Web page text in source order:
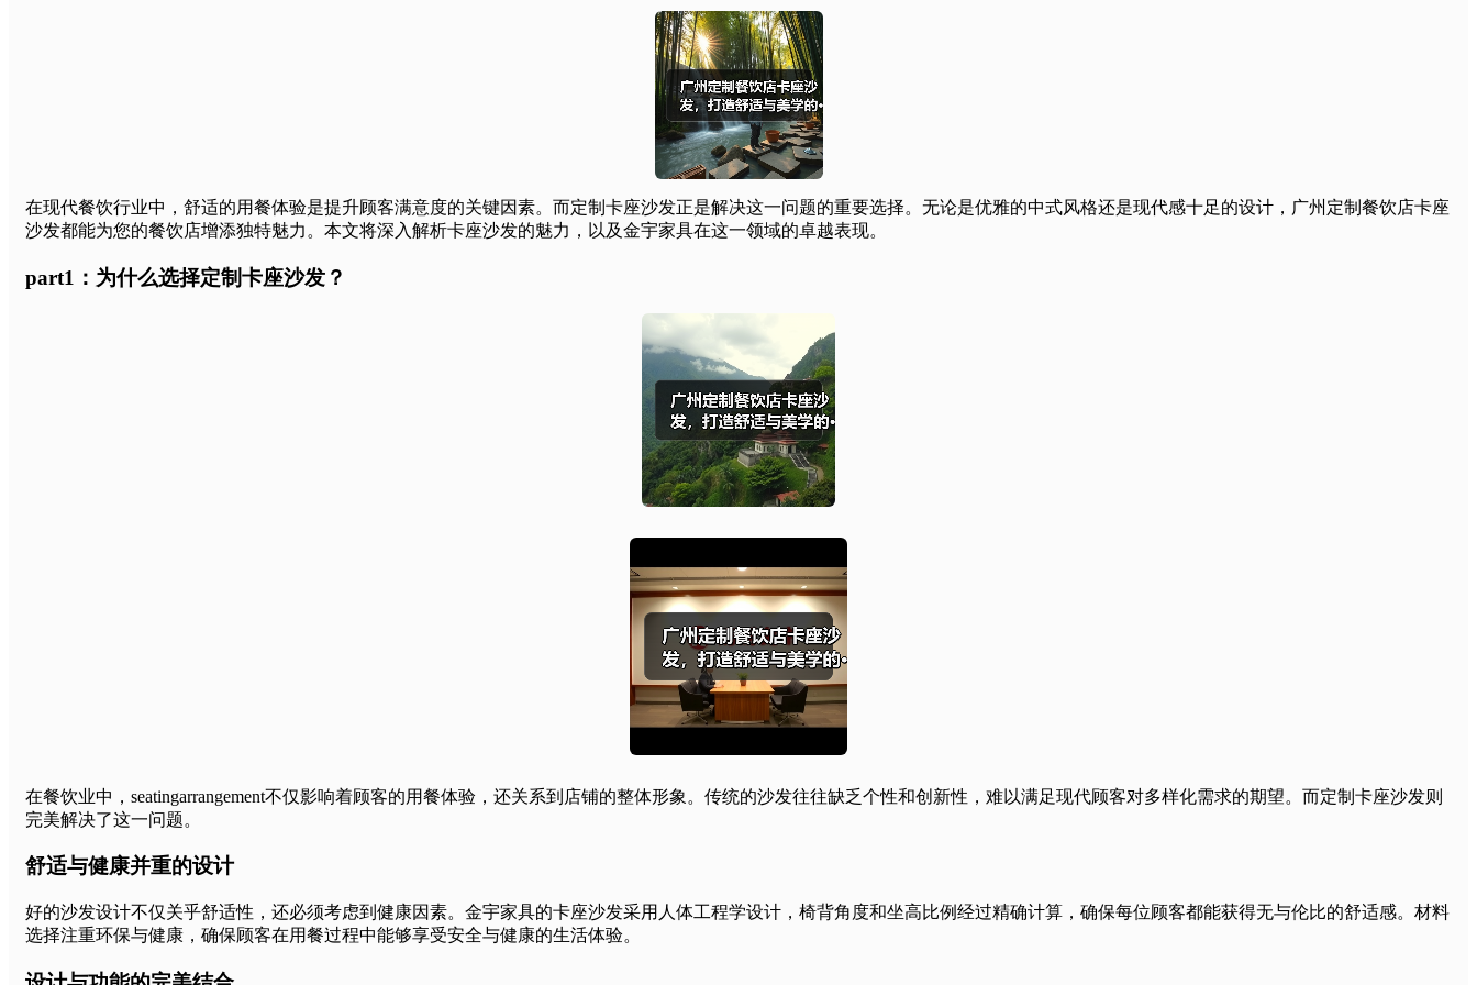
在现代餐饮行业中，舒适的用餐体验是提升顾客满意度的关键因素。而定制卡座沙发正是解决这一问题的重要选择。无论是优雅的中式风格还是现代感十足的设计，广州定制餐饮店卡座
沙发都能为您的餐饮店增添独特魅力。本文将深入解析卡座沙发的魅力，以及金宇家具在这一领域的卓越表现。
part1：为什么选择定制卡座沙发？
在餐饮业中，seatingarrangement不仅影响着顾客的用餐体验，还关系到店铺的整体形象。传统的沙发往往缺乏个性和创新性，难以满足现代顾客对多样化需求的期望。而定制卡座沙发则
完美解决了这一问题。
舒适与健康并重的设计
好的沙发设计不仅关乎舒适性，还必须考虑到健康因素。金宇家具的卡座沙发采用人体工程学设计，椅背角度和坐高比例经过精确计算，确保每位顾客都能获得无与伦比的舒适感。材料
选择注重环保与健康，确保顾客在用餐过程中能够享受安全与健康的生活体验。